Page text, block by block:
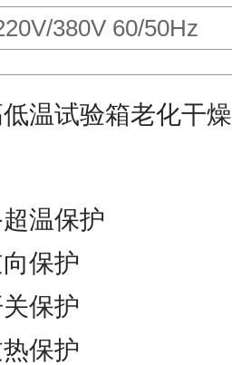
380V 60/50Hz
温保护
保护
保护
保护